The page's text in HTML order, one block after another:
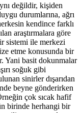
değildir, kişiden
durumlarına, ağrı
kendince farklı
araştırmalara göre
sistemi ile merkezi
etme konusunda bir
Yani basit dokunmalar
soğuk gibi
sinirler dışarıdan
beyne gönderirken
çok sıcak hafif
birinde herhangi bir